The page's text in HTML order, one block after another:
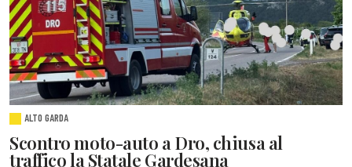
ALTO GARDA
Scontro moto-auto a Dro, chiusa al
traffico la Statale Gardesana